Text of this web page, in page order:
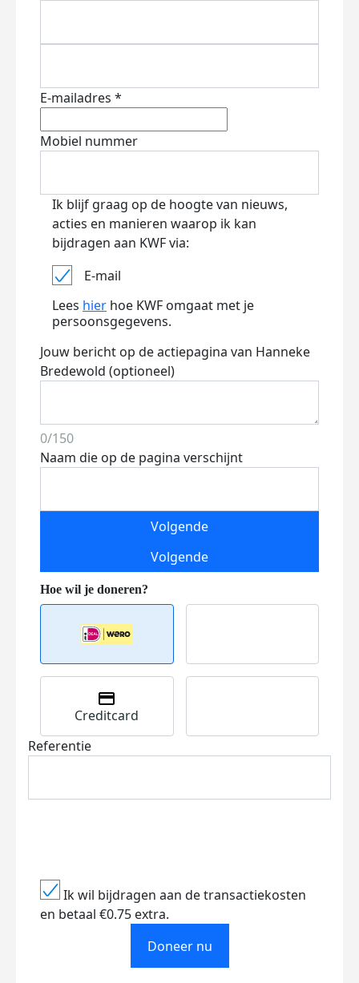
E-mailadres *
Mobiel nummer
Ik blijf graag op de hoogte van nieuws,
acties en manieren waarop ik kan
bijdragen aan KWF via:
E-mail
Lees hier hoe KWF omgaat met je
persoonsgegevens.
Jouw bericht op de actiepagina van Hanneke
Bredewold (optioneel)
0/150
Naam die op de pagina verschijnt
Volgende
Volgende
Creditcard
Referentie
Ik wil bijdragen aan de transactiekosten
en betaal €0.75 extra.
Doneer nu